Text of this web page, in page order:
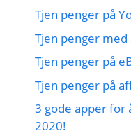
Tjen penger på
Tjen penger
Tjen penger på
Tjen penger på
3 gode apper for
2020!